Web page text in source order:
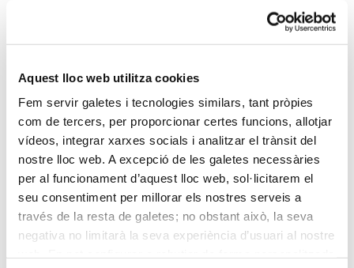
Aquest lloc web utilitza cookies
Fem servir galetes i tecnologies similars, tant pròpies
com de tercers, per proporcionar certes funcions, allotjar
vídeos, integrar xarxes socials i analitzar el trànsit del
nostre lloc web. A excepció de les galetes necessàries
per al funcionament d’aquest lloc web, sol·licitarem el
seu consentiment per millorar els nostres serveis a
través de la resta de galetes; no obstant això, la seva
negativa no limitarà la seva experiència d’usuari al nostre
4. DURANT QUANT DE
TEMPS CONSERVEM LES
SEVES DADES
PERSONALS?
Les dades personals es conservaran durant els
períodes següents:
Gestió de sol·licituds i consultes:Fins a